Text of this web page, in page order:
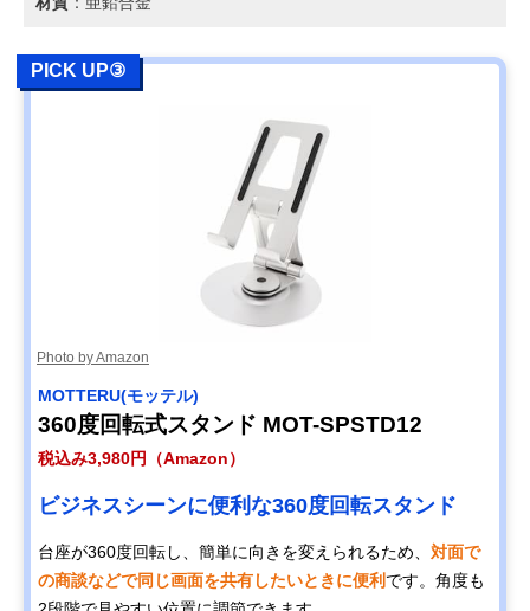
PICK UP③
Photo by Amazon
MOTTERU(モッテル)
360度回転式スタンド MOT-SPSTD12
税込み3,980円（Amazon）
ビジネスシーンに便利な360度回転スタンド
台座が360度回転し、簡単に向きを変えられるため、 対面で
の商談などで同じ画面を共有したいときに便利 です。角度も